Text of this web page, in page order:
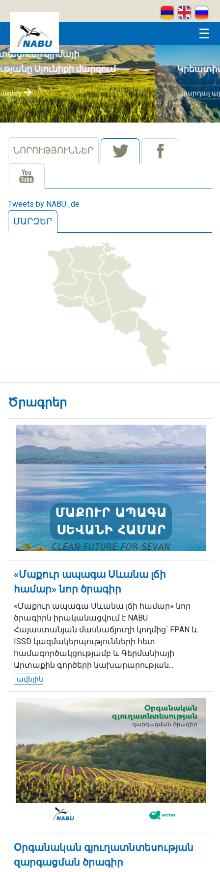
☰
Կրեատիվ լեռներ
կարդալ այստեղ
ՆՈՐՈՒԹՅՈՒՆՆԵՐ tw (ակտիվ թաբ)
fb
yt
Tweets by NABU_de
ՄԱՐԶԵՐ
Ծրագրեր
«Մաքուր ապագա Սևանա լճի
համար» նոր ծրագիր
«Մաքուր ապագա Սևանա լճի համար» նոր
ծրագիրն իրականացվում է NABU
Հայաստանյան մասնաճյուղի կողմից՝ FPAN և
ISSD կազմակերպությունների հետ
համագործակցությամբ և Գերմանիայի
Արտաքին գործերի նախարարության...
ավելին
Օրգանական գյուղատնտեսության
զարգացման ծրագիր